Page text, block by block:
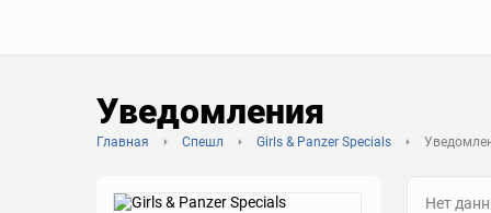
Уведомления
Главная Спешл Girls & Panzer Specials
Нет